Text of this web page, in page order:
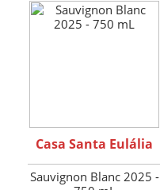
Casa Santa Eulália
Sauvignon Blanc 2025 -